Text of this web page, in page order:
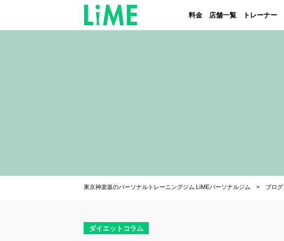
料金 店舗一覧 トレーナー
東京神楽坂のパーソナルトレーニングジム LiMEパーソナルジム ブログ
ダイエットコラム